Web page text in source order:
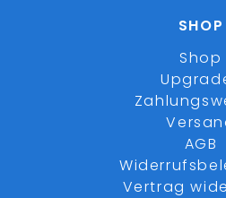
SHOP
Shop
AGB
Vertrag